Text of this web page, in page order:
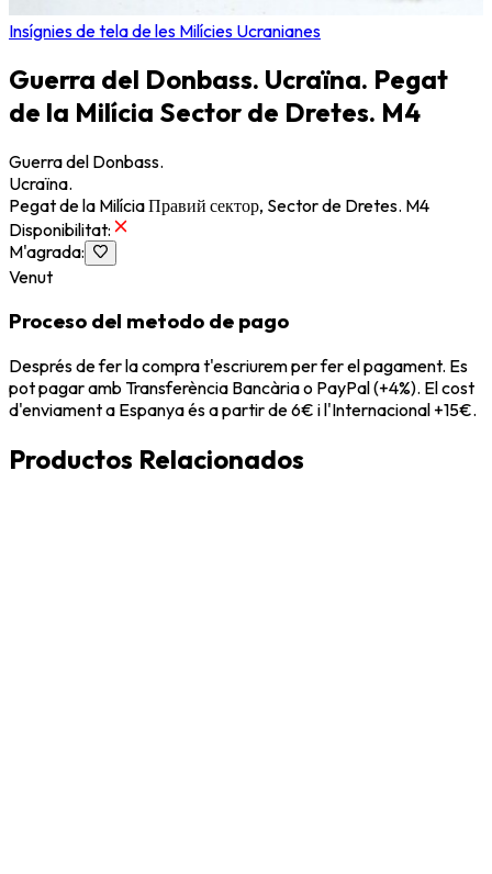
Insígnies de tela de les Milícies Ucranianes
Guerra del Donbass. Ucraïna. Pegat
de la Milícia Sector de Dretes. M4
Guerra del Donbass.
Ucraïna.
Pegat de la Milícia Правий сектор, Sector de Dretes. M4
Disponibilitat:
M'agrada:
Venut
Proceso del metodo de pago
Després de fer la compra t'escriurem per fer el pagament. Es
pot pagar amb Transferència Bancària o PayPal (+4%). El cost
d'enviament a Espanya és a partir de 6€ i l'Internacional +15€.
Productos Relacionados